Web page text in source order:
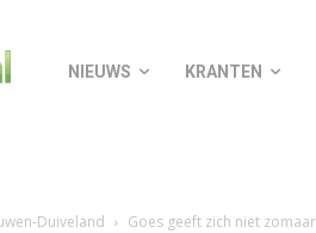
NIEUWS KRANTEN
Duiveland Goes geeft zich niet